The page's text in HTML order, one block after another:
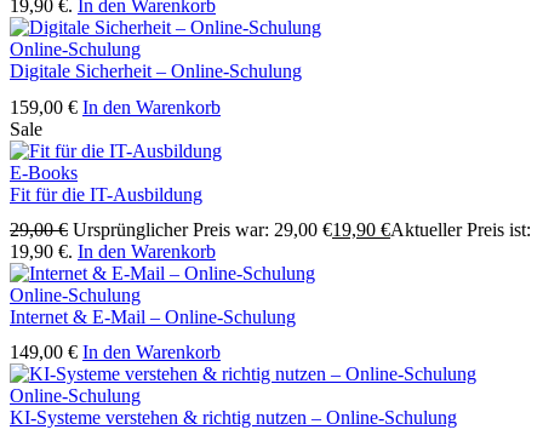
19,90 €. In den Warenkorb
Online-Schulung
Digitale Sicherheit – Online-Schulung
159,00 € In den Warenkorb
Sale
E-Books
Fit für die IT-Ausbildung
29,00€ Ursprünglicher Preis war: 29,00 €19,90 €Aktueller Preis ist:
19,90 €. In den Warenkorb
Online-Schulung
Internet & E-Mail – Online-Schulung
149,00 € In den Warenkorb
Online-Schulung
KI-Systeme verstehen & richtig nutzen – Online-Schulung